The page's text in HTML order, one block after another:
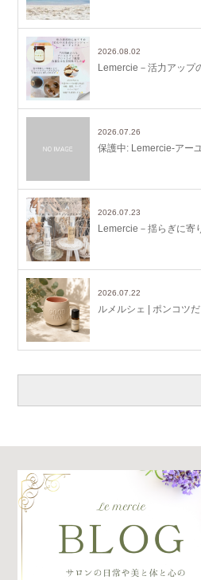
2026.08.02
Lemercie－活力アップ
2026.07.26
保護中: Lemercie-アー
2026.07.23
Lemercie－揺らぎに寄
2026.07.22
ルメルシェ | ポンコツ